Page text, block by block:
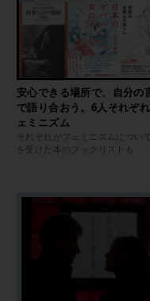
安心できる場所で、自分の
で語り合おう。6人それぞ
ェミニズム
それぞれがフェミニズムについ
を受けた本のブックリストも